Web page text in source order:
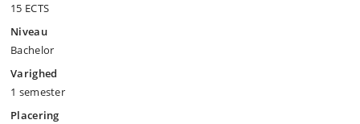
15 ECTS
Niveau
Bachelor
Varighed
1 semester
Placering